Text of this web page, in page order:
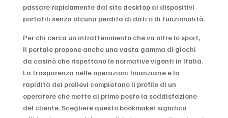
passare rapidamente dal sito desktop ai dispositivi
portatili senza alcuna perdita di dati o di funzionalità.
Per chi cerca un intrattenimento che va oltre lo sport,
il portale propone anche una vasta gamma di giochi
da casinò che rispettano le normative vigenti in Italia.
La trasparenza nelle operazioni finanziarie e la
rapidità dei prelievi completano il profilo di un
operatore che mette al primo posto la soddisfazione
del cliente. Scegliere questo bookmaker significa